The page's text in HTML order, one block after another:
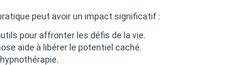
peut avoir un impact significatif :
pour affronter les défis de la vie.
aide à libérer le potentiel caché.